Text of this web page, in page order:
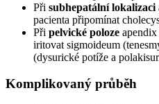
Při subhepatální lokalizaci
pacienta připomínat
Při pelvické poloze apendix
iritovat sigmoideum
(dysurické potíže a
Komplikovaný průběh